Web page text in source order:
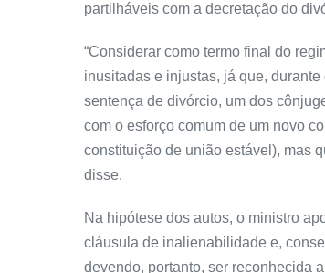
partilháveis com a decretação do
“Considerar como termo final do
inusitadas e injustas, já que,
sentença de divórcio, um dos
com o esforço comum de um novo
constituição de união estável), mas
disse.
Na hipótese dos autos, o ministro
cláusula de inalienabilidade e,
devendo, portanto, ser reconhecida